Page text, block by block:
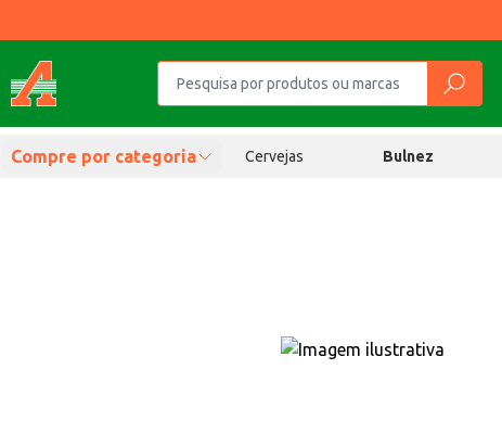
Compre por categoria Cervejas Bulnez